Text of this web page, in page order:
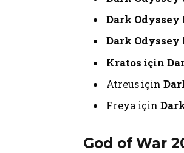
Dark Odyssey
Dark Odyssey
Kratos için
Atreus için
Freya için
God of War